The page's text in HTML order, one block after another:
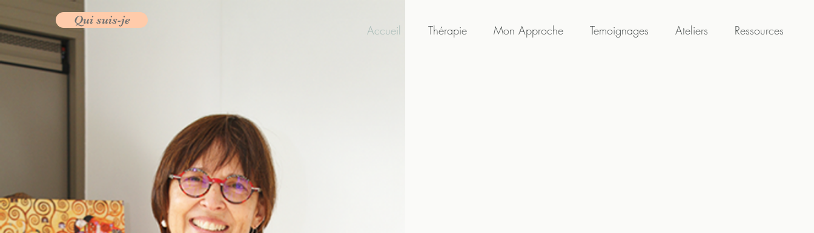
Qui suis-je
Accueil Thérapie Mon Approche Temoignages Ateliers Ressources